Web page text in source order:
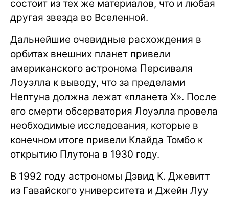
состоит из тех же материалов, что и любая
другая звезда во Вселенной.
Дальнейшие очевидные расхождения в
орбитах внешних планет привели
американского астронома Персиваля
Лоуэлла к выводу, что за пределами
Нептуна должна лежат «планета Х». После
его смерти обсерватория Лоуэлла провела
необходимые исследования, которые в
конечном итоге привели Клайда Томбо к
открытию Плутона в 1930 году.
В 1992 году астрономы Дэвид К. Джевитт
из Гавайского университета и Джейн Луу